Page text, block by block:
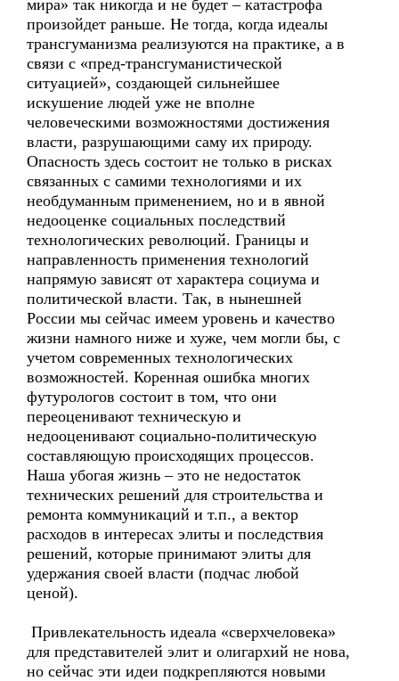
мира» так никогда и не будет – катастрофа
произойдет раньше. Не тогда, когда идеалы
трансгуманизма реализуются на практике, а в
связи с «пред-трансгуманистической
ситуацией», создающей сильнейшее
искушение людей уже не вполне
человеческими возможностями достижения
власти, разрушающими саму их природу.
Опасность здесь состоит не только в рисках
связанных с самими технологиями и их
необдуманным применением, но и в явной
недооценке социальных последствий
технологических революций. Границы и
направленность применения технологий
напрямую зависят от характера социума и
политической власти. Так, в нынешней
России мы сейчас имеем уровень и качество
жизни намного ниже и хуже, чем могли бы, с
учетом современных технологических
возможностей. Коренная ошибка многих
футурологов состоит в том, что они
переоценивают техническую и
недооценивают социально-политическую
составляющую происходящих процессов.
Наша убогая жизнь – это не недостаток
технических решений для строительства и
ремонта коммуникаций и т.п., а вектор
расходов в интересах элиты и последствия
решений, которые принимают элиты для
удержания своей власти (подчас любой
ценой).
Привлекательность идеала «сверхчеловека»
для представителей элит и олигархий не нова,
но сейчас эти идеи подкрепляются новыми